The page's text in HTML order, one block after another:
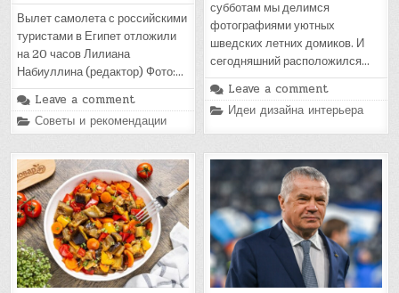
Вылет самолета с российскими
туристами в Египет отложили
на 20 часов Лилиана
Набиуллина (редактор) Фото:…
Leave a comment
Posted
in
Советы и рекомендации
субботам мы делимся
фотографиями уютных
шведских летних домиков. И
сегодняшний расположился…
Leave a comment
Posted
in
Идеи дизайна интерьера